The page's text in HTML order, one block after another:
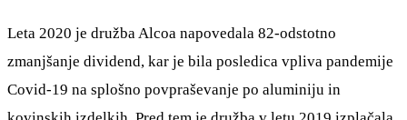
Leta 2020 je družba Alcoa napovedala 82-odstotno
zmanjšanje dividend, kar je bila posledica vpliva pandemije
Covid-19 na splošno povpraševanje po aluminiju in